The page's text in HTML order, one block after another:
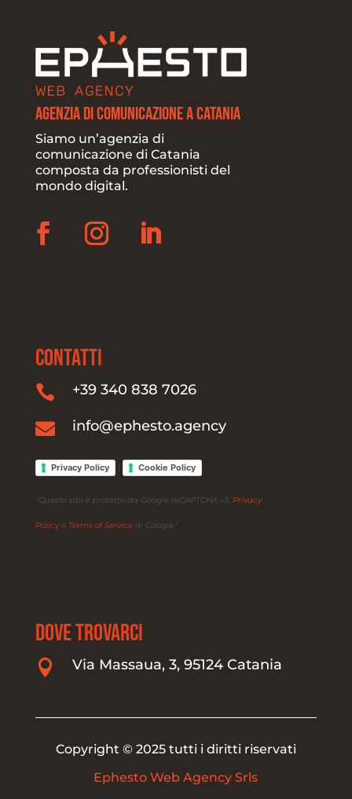
Agenzia di Comunicazione a Catania
Siamo un’agenzia di
comunicazione di Catania
composta da professionisti del
mondo digital.
CONTATTI
 +39 340 838 7026
 info@ephesto.agency
Privacy Policy | Cookie Policy
“Questo sito è protetto da Google reCAPTCHA v3, Privacy
Policy e Terms of Service di Google.”
DOVE TROVARCI
 Via Massaua, 3, 95124 Catania
Copyright © 2025 tutti i diritti riservati
Ephesto Web Agency Srls